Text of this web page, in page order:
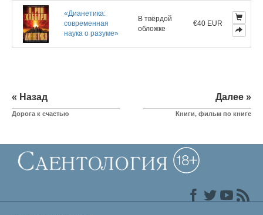
«Дианетика:
современная
наука о разуме»
В твёрдой
обложке
€40 EUR
« Назад
Дорога к счастью
Далее »
Книги, фильм по книге